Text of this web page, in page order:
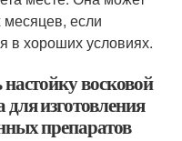
месяцев, если
в хороших условиях.
восковой
изготовления
препаратов